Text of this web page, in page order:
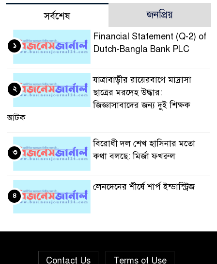
সর্বশেষ জনপ্রিয়
Financial Statement (Q-2) of
Dutch-Bangla Bank PLC
১
যাত্রাবাড়ীর রায়েরবাগে মাদ্রাসা
ছাত্রের মরদেহ উদ্ধার:
জিজ্ঞাসাবাদের জন্য দুই শিক্ষক
আটক
২
বিরোধী দল শেখ হাসিনার মতো
কথা বলছে: মির্জা ফখরুল
৩
লেনদেনের শীর্ষে শার্প ইন্ডাস্ট্রিজ
৪
দরবৃদ্ধির শীর্ষে সিএপিএম
Contact Us Terms of Use